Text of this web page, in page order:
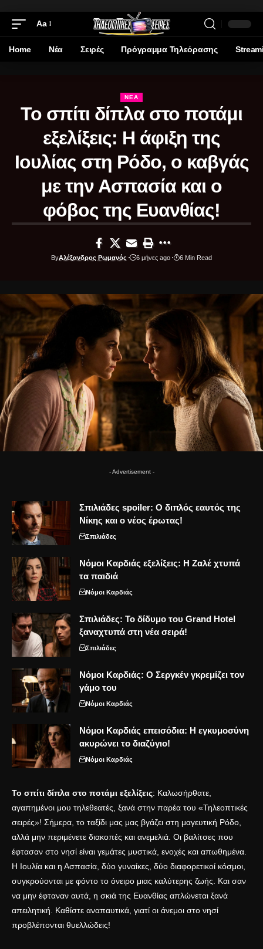
Aa
Home Νέα Σειρές Πρόγραμμα Τηλεόρασης
ΝΈΑ
Το σπίτι δίπλα στο ποτάμι
εξελίξεις: Η άφιξη της
Ιουλίας στη Ρόδο, ο καβγάς
με την Ασπασία και ο
φόβος της Ευανθίας!
ByΑλέξανδρος Ρωμανός 6 μήνες ago 6 Min Read
- Advertisement -
Σπιλιάδες spoiler: Ο διπλός εαυτός της
Νίκης και ο νέος έρωτας!
Σπιλιάδες
Νόμοι Καρδιάς εξελίξεις: Η Ζαλέ χτυπά
τα παιδιά
Νόμοι Καρδιάς
Σπιλιάδες: Το δίδυμο του Grand Hotel
ξαναχτυπά στη νέα σειρά!
Σπιλιάδες
Νόμοι Καρδιάς: Ο Σεργκέν γκρεμίζει τον
γάμο του
Νόμοι Καρδιάς
Νόμοι Καρδιάς επεισόδια: Η εγκυμοσύνη
ακυρώνει το διαζύγιο!
Νόμοι Καρδιάς
Το σπίτι δίπλα στο ποτάμι εξελίξεις: Καλωσήρθατε,
αγαπημένοι μου τηλεθεατές, ξανά στην παρέα του «Τηλεοπτικές
σειρές»! Σήμερα, το ταξίδι μας μας βγάζει στη μαγευτική Ρόδο,
αλλά μην περιμένετε διακοπές και ανεμελιά. Οι βαλίτσες που
έφτασαν στο νησί είναι γεμάτες μυστικά, ενοχές και απωθημένα.
Η Ιουλία και η Ασπασία, δύο γυναίκες, δύο διαφορετικοί κόσμοι,
συγκρούονται με φόντο το όνειρο μιας καλύτερης ζωής. Και σαν
να μην έφταναν αυτά, η σκιά της Ευανθίας απλώνεται ξανά
απειλητική. Καθίστε αναπαυτικά, γιατί οι άνεμοι στο νησί
προβλέπονται θυελλώδεις!